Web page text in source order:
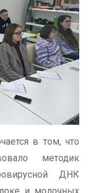
в том, что
методик
ДНК